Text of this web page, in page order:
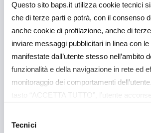
Questo sito baps.it utilizza cookie tecnici
che di terze parti e potrà, con il consenso
anche cookie di profilazione, anche di
inviare messaggi pubblicitari in linea con
manifestate dall’utente stesso nell’ambito
funzionalità e della navigazione in rete ed
monitoraggio dei comportamenti
tasto “ACCETTA TUTTO”, l’utente
analitici. Il consenso è facoltativo e può
delTecnici